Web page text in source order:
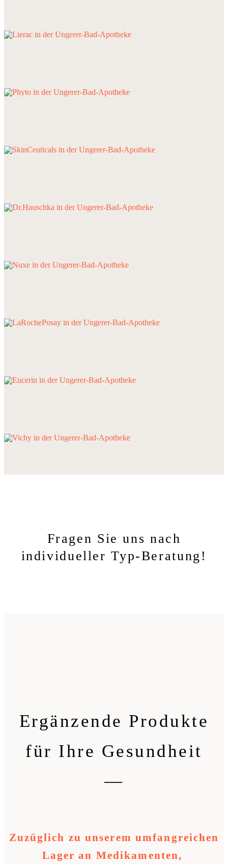
Fragen Sie uns nach
individueller Typ-Beratung!
Ergänzende Produkte
für Ihre Gesundheit
—
Zuzüglich zu unserem umfangreichen
Lager an Medikamenten,